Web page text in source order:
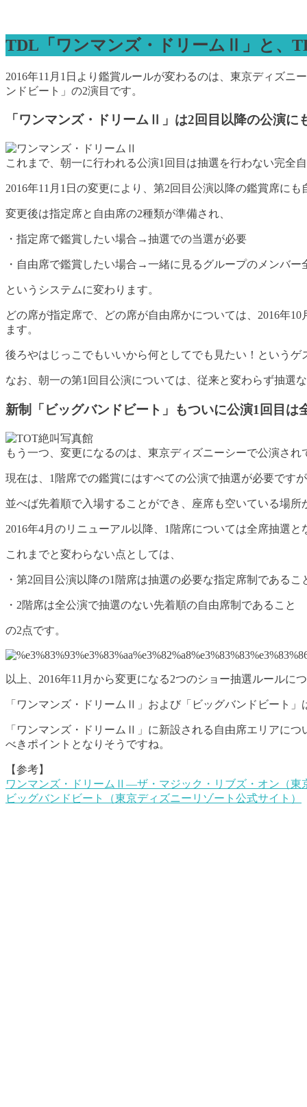
TDL「ワンマンズ・ドリームⅡ」と、
2016年11月1日より鑑賞ルールが変わるのは、東京ディズ
ンドビート」の2演目です。
「ワンマンズ・ドリームⅡ」は2回目以降の公演に
これまで、朝一に行われる公演1回目は抽選を行わない完全
2016年11月1日の変更により、第2回目公演以降の鑑賞席にも
変更後は指定席と自由席の2種類が準備され、
・指定席で鑑賞したい場合→抽選での当選が必要
・自由席で鑑賞したい場合→一緒に見るグループのメンバー
というシステムに変わります。
どの席が指定席で、どの席が自由席かについては、2016年
ます。
後ろやはじっこでもいいから何としてでも見たい！という
なお、朝一の第1回目公演については、従来と変わらず抽選
新制「ビッグバンドビート」もついに公演1回目は
もう一つ、変更になるのは、東京ディズニーシーで公演さ
現在は、1階席での鑑賞にはすべての公演で抽選が必要です
並べば先着順で入場することができ、座席も空いている場所
2016年4月のリニューアル以降、1階席については全席抽選
これまでと変わらない点としては、
・第2回目公演以降の1階席は抽選の必要な指定席制であるこ
・2階席は全公演で抽選のない先着順の自由席制であること
の2点です。
以上、2016年11月から変更になる2つのショー抽選ルールに
「ワンマンズ・ドリームⅡ」および「ビッグバンドビート
「ワンマンズ・ドリームⅡ」に新設される自由席エリアに
べきポイントとなりそうですね。
【参考】
ワンマンズ・ドリームⅡ―ザ・マジック・リブズ・オン（東
ビッグバンドビート（東京ディズニーリゾート公式サイト）